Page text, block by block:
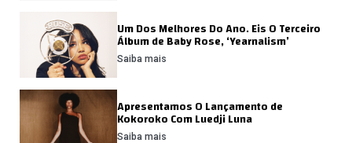
Um Dos Melhores Do Ano. Eis O Terceiro
Álbum de Baby Rose, ‘Yearnalism’
Saiba mais
Apresentamos O Lançamento de
Kokoroko Com Luedji Luna
Saiba mais